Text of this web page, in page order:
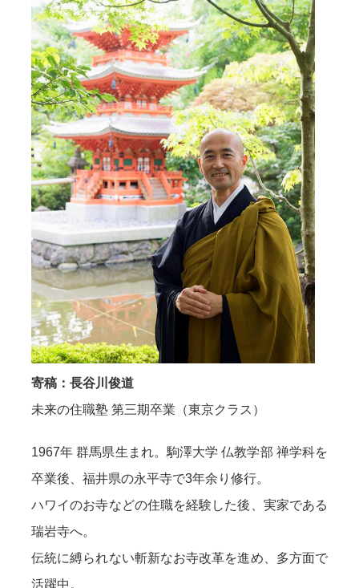
寄稿：長谷川俊道
未来の住職塾 第三期卒業（東京クラス）
1967年 群馬県生まれ。駒澤大学 仏教学部 禅学科を
卒業後、福井県の永平寺で3年余り修行。
ハワイのお寺などの住職を経験した後、実家である
瑞岩寺へ。
伝統に縛られない斬新なお寺改革を進め、多方面で
活躍中。